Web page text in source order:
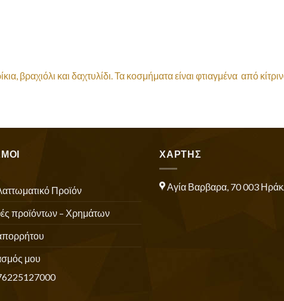
βραχιόλι και δαχτυλίδι. Τα κοσμήματα είναι φτιαγμένα από
Προϊόν
προϊόντων – Χρημάτων
μου
ΧΑΡΤΗΣ
Αγία Βαρβαρα, 70 003